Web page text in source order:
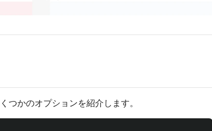
つかのオプションを紹介します。